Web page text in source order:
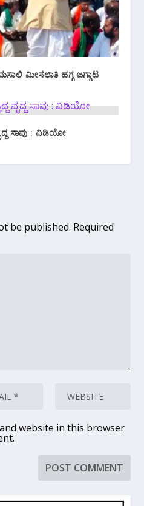
ಮೀಸಲಾತಿ ಹಗ್ಗ ಜಗ್ಗಾಟ
ಸಾವು : ವಿಡಿಯೋ
be published. Required
website in this browser